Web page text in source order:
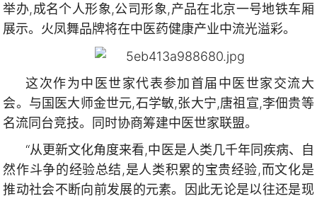
举办,成名个人形象,公司形象,产品在北京一号地铁车厢
展示。火凤舞品牌将在中医药健康产业中流光溢彩。
这次作为中医世家代表参加首届中医世家交流大
会。与国医大师金世元,石学敏,张大宁,唐祖宣,李佃贵等
名流同台竞技。同时协商筹建中医世家联盟。
“从更新文化角度来看,中医是人类几千年同疾病、自
然作斗争的经验总结,是人类积累的宝贵经验,而文化是
推动社会不断向前发展的元素。因此无论是以往还是现